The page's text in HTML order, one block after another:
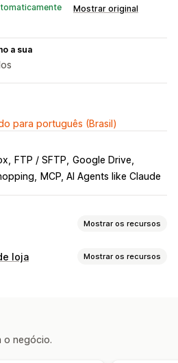
Mostrar original
a sua
para português (Brasil)
FTP / SFTP Google Drive
MCP, AI Agents like Claude
Mostrar os recursos
loja Mostrar os recursos
Sincronização programada
o negócio.